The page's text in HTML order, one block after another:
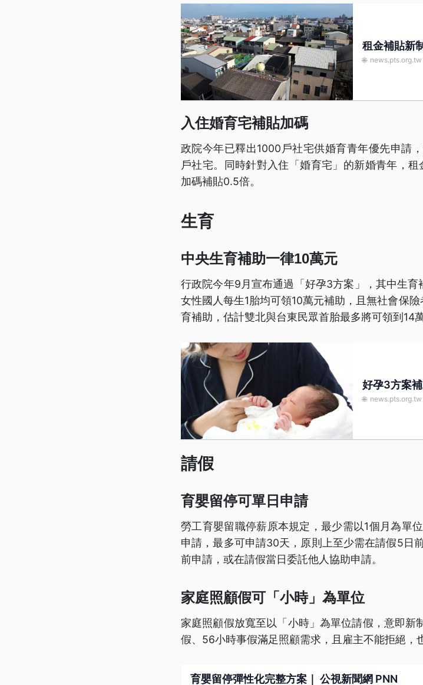
租金補貼新
🌐 news.pts.org.tw
入住婚育宅補貼加碼
政院今年已釋出1000戶社宅供婚育青年優先申請
戶社宅。同時針對入住「婚育宅」的新婚青年，
加碼補貼0.5倍。
生育
中央生育補助一律10萬元
行政院今年9月宣布通過「好孕3方案」，其中生育
女性國人每生1胎均可領10萬元補助，且無社會保
育補助，估計雙北與台東民眾首胎最多將可領到14萬
好孕3方案
🌐 news.pts.org.tw
請假
育嬰留停可單日申請
勞工育嬰留職停薪原本規定，最少需以1個月為單
申請，最多可申請30天，原則上至少需在請假5日
前申請，或在請假當日委託他人協助申請。
家庭照顧假可「小時」為單位
家庭照顧假放寬至以「小時」為單位請假，意即
假、56小時事假滿足照顧需求，且雇主不能拒絕，
育嬰留停彈性化完整方案｜ 公視新聞網 PNN